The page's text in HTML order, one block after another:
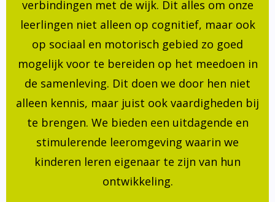
verbindingen met de wijk. Dit alles om onze
leerlingen niet alleen op cognitief, maar ook
op sociaal en motorisch gebied zo goed
mogelijk voor te bereiden op het meedoen in
de samenleving. Dit doen we door hen niet
alleen kennis, maar juist ook vaardigheden bij
te brengen. We bieden een uitdagende en
stimulerende leeromgeving waarin we
kinderen leren eigenaar te zijn van hun
ontwikkeling.